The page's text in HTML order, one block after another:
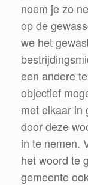
noem je zo
op de
we het
een andere
objectief
met elkaar in
door deze
in te nemen.
het woord te
gemeente